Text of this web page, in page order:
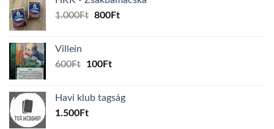
160Ft.150Ft.
1.000Ft Original
800FtCurrent
Villein
600Ft
Original
600Ft.
100FtCurrent
100Ft.
Havi klub tagság
1.500Ft